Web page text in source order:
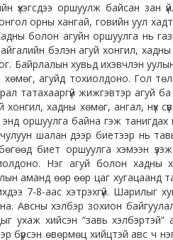
үхэгсдээ оршуулж байсан зан
орны хангай, говийн уул
болон агуйн оршуулга нь
бэлэн агуй хонгил,
Байрлалын хувьд ихэвчлэн
хөмөг, агуйд тохиолдоно. Гол
татахааргүй жижгэвтэр агуй
хадны хөмөг, ангал, нүх
оршуулга байна гэж танигдах
шалан дээр биетээр нь
биет оршуулга хэмээн
Нэг агуй болон хадны
аманд өөр өөр цаг хугацаанд
7-8-аас хэтрэхгүй. Шарилыг
Авсны хэлбэр зохион
ухаж хийсэн “завь хэлбэртэй”
өвөрмөц хийцтэй авс ч